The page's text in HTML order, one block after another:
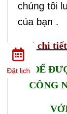
chúng tôi
của bạn .
Mọi chi
ĐỂ
CÔNG
Đặt lịch